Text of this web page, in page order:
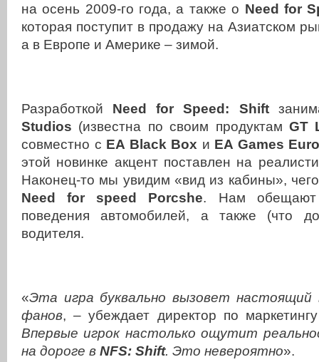
на осень 2009-го года, а также о Need for
которая поступит в продажу на Азиатском
а в Европе и Америке – зимой.
Разработкой Need for Speed: Shift
Studios (известна по своим продуктам GT
совместно с EA Black Box и EA Games
этой новинке акцент поставлен на
Наконец-то мы увидим «вид из кабины»,
Need
for speed Porcshe. Нам обещают
поведения автомобилей, а также (что
водителя.
«Эта игра буквально вызовет настоящий
фанов, – убеждает директор по
Впервые игрок настолько ощутит
на дороге в NFS: Shift. Это невероятно».